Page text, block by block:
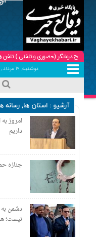
(حضوری و تلفنی ) تلفن هماهنگی و تعیین
دوشنبه, ۱۹ مرداد , ۱۴۰۵ برابر با 26 صفر 1448 - Monday, 10 August , 2026
آرشیو : استان ها,رسانه
امروز
داریم
جنازه
دشمن به
نیست؛